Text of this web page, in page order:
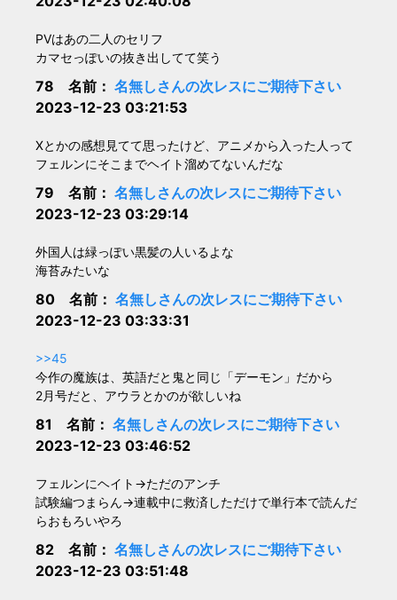
PVはあの二人のセリフ
カマセっぽいの抜き出してて笑う
78 名前： 名無しさんの次レスにご期待下さい
2023-12-23 03:21:53
Xとかの感想見てて思ったけど、アニメから入った人って
フェルンにそこまでヘイト溜めてないんだな
79 名前： 名無しさんの次レスにご期待下さい
2023-12-23 03:29:14
外国人は緑っぽい黒髪の人いるよな
海苔みたいな
80 名前： 名無しさんの次レスにご期待下さい
2023-12-23 03:33:31
>>45
今作の魔族は、英語だと鬼と同じ「デーモン」だから
2月号だと、アウラとかのが欲しいね
81 名前： 名無しさんの次レスにご期待下さい
2023-12-23 03:46:52
フェルンにヘイト→ただのアンチ
試験編つまらん→連載中に救済しただけで単行本で読んだ
らおもろいやろ
82 名前： 名無しさんの次レスにご期待下さい
2023-12-23 03:51:48